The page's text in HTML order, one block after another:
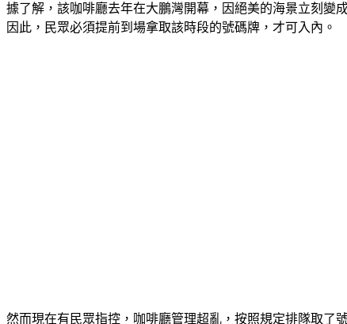
據了解，該咖啡廳去年在大鵬灣開幕，因絕美的海景立刻變
因此，民眾必須提前到場拿取該時段的號碼牌，才可入內。
然而現在有民眾指控，咖啡廳管理超亂，按照規定排隊取了